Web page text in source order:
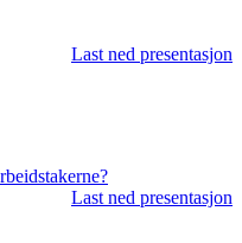
Last ned presentasjon
Last ned presentasjon